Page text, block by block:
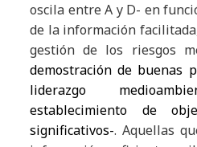
oscila entre A y D- en
de la información
gestión de los riesgos
demostración de buenas
liderazgo
establecimiento de
significativos-. Aquellas